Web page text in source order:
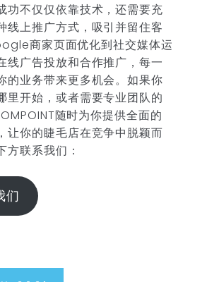
功不仅仅依靠技术，还需要充
线上推广方式，吸引并留住客
商家页面优化到社交媒体运
线广告投放和合作推广，每一
的业务带来更多机会。如果你
里开始，或者需要专业团队的
随时为你提供全面的
让你的睫毛店在竞争中脱颖而
方联系我们：
们